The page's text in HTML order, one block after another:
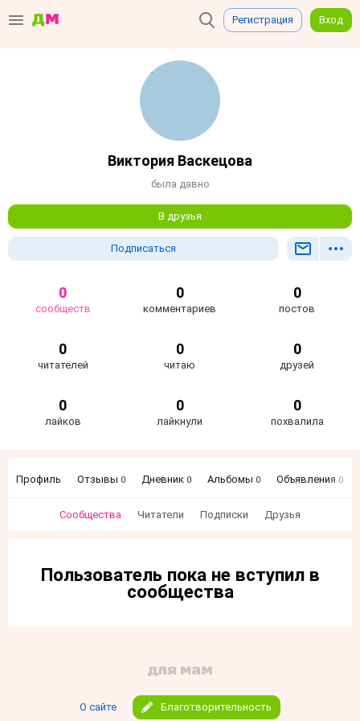
Регистрация Вход
Виктория Васкецова
была давно
В друзья
Подписаться
0
сообществ
0
комментариев
0
постов
0
читателей
0
читаю
0
друзей
0
лайков
0
лайкнули
0
похвалила
Профиль Отзывы 0 Дневник 0 Альбомы 0 Объявления 0
Сообщества Читатели Подписки Друзья
Пользователь пока не вступил в
сообщества
О сайте Благотворительность